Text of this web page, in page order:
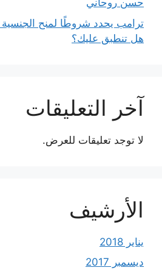
حسن روحاني
ترامب يحدد شروطًا لمنح الجنسية
هل تنطبق عليك؟
آخر التعليقات
لا توجد تعليقات للعرض.
الأرشيف
يناير 2018
ديسمبر 2017